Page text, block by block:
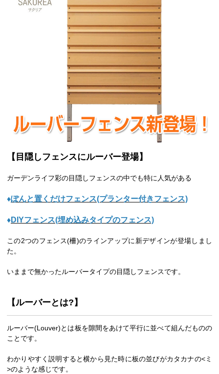
【目隠しフェンスにルーバー登場】
ガーデンライフ彩の目隠しフェンスの中でも特に人気がある
♦ぽんと置くだけフェンス(プランター付きフェンス)
♦DIYフェンス(埋め込みタイプのフェンス)
この2つのフェンス(柵)のラインアップに新デザインが登場しまし
た。
いままで無かったルーバータイプの目隠しフェンスです。
【ルーバーとは?】
ルーバー(Louver)とは板を隙間をあけて平行に並べて組んだものの
ことです。
わかりやすく説明すると横から見た時に板の並びがカタカナの<ミ
>のような感じです。